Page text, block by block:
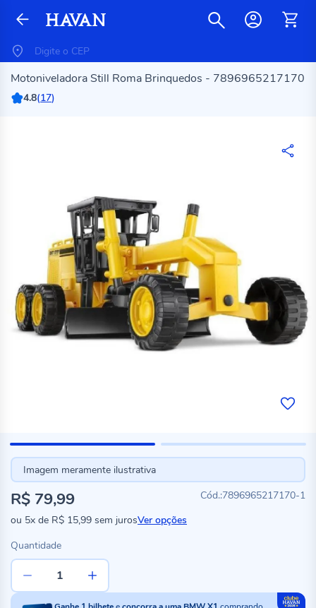
Motoniveladora Still Roma Brinquedos - 7896965217170
4.8(17)
Imagem meramente ilustrativa
7896965217170-1
R$ 79,99
ou 5x de R$ 15,99 sem jurosVer opções
Quantidade